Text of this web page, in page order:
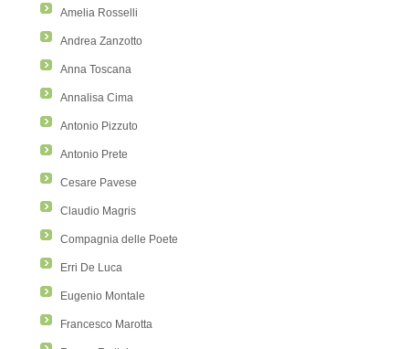
Amelia Rosselli
Andrea Zanzotto
Anna Toscana
Annalisa Cima
Antonio Pizzuto
Antonio Prete
Cesare Pavese
Claudio Magris
Compagnia delle Poete
Erri De Luca
Eugenio Montale
Francesco Marotta